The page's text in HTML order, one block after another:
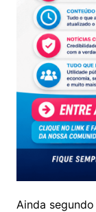
Ainda